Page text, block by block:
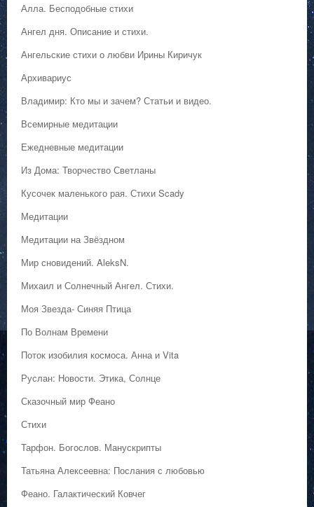
Алла. Бесподобные стихи
Ангел дня. Описание и стихи.
Ангельские стихи о любви Ирины Киричук
Архивариус
Владимир: Кто мы и зачем? Статьи и видео.
Всемирные медитации
Ежедневные медитации
Из Дома: Творчество Светланы
Кусочек маленького рая. Стихи Scady
Медитации
Медитации на Звёздном
Мир сновидений. AleksN.
Михаил и Солнечный Ангел. Стихи.
Моя Звезда- Синяя Птица
По Волнам Времени
Поток изобилия космоса. Анна и Vita
Руслан: Новости. Этика, Солнце
Сказочный мир Феано
Стихи
Тарфон. Богослов. Манускрипты
Татьяна Алексеевна: Послания с любовью
Феано. Галактический Ковчег